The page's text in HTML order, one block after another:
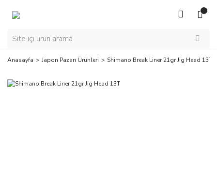
Anasayfa Japon Pazarı Ürünleri Shimano Break Liner 21gr Jig Head 13T